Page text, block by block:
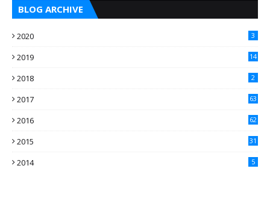
BLOG ARCHIVE
2020 3
2019 14
2018 2
2017 63
2016
62
2015
31
2014 5